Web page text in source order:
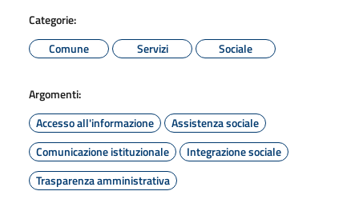
Categorie:
Comune
Servizi Sociale
Argomenti:
Accesso all'informazione
Assistenza sociale
Comunicazione istituzionale
Integrazione sociale
Trasparenza amministrativa